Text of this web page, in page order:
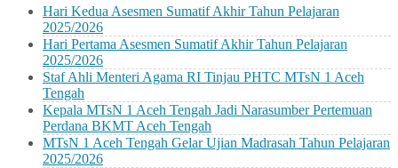
Hari Kedua Asesmen Sumatif Akhir Tahun Pelajaran
2025/2026
Hari Pertama Asesmen Sumatif Akhir Tahun Pelajaran
2025/2026
Staf Ahli Menteri Agama RI Tinjau PHTC MTsN 1 Aceh
Tengah
Kepala MTsN 1 Aceh Tengah Jadi Narasumber Pertemuan
Perdana BKMT Aceh Tengah
MTsN 1 Aceh Tengah Gelar Ujian Madrasah Tahun Pelajaran
2025/2026